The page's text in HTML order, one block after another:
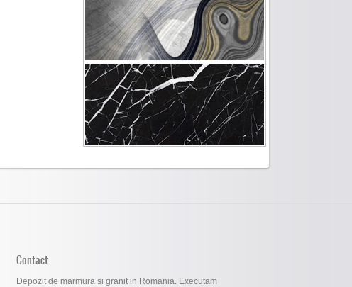
Contact
Depozit de marmura si granit in Romania. Executam